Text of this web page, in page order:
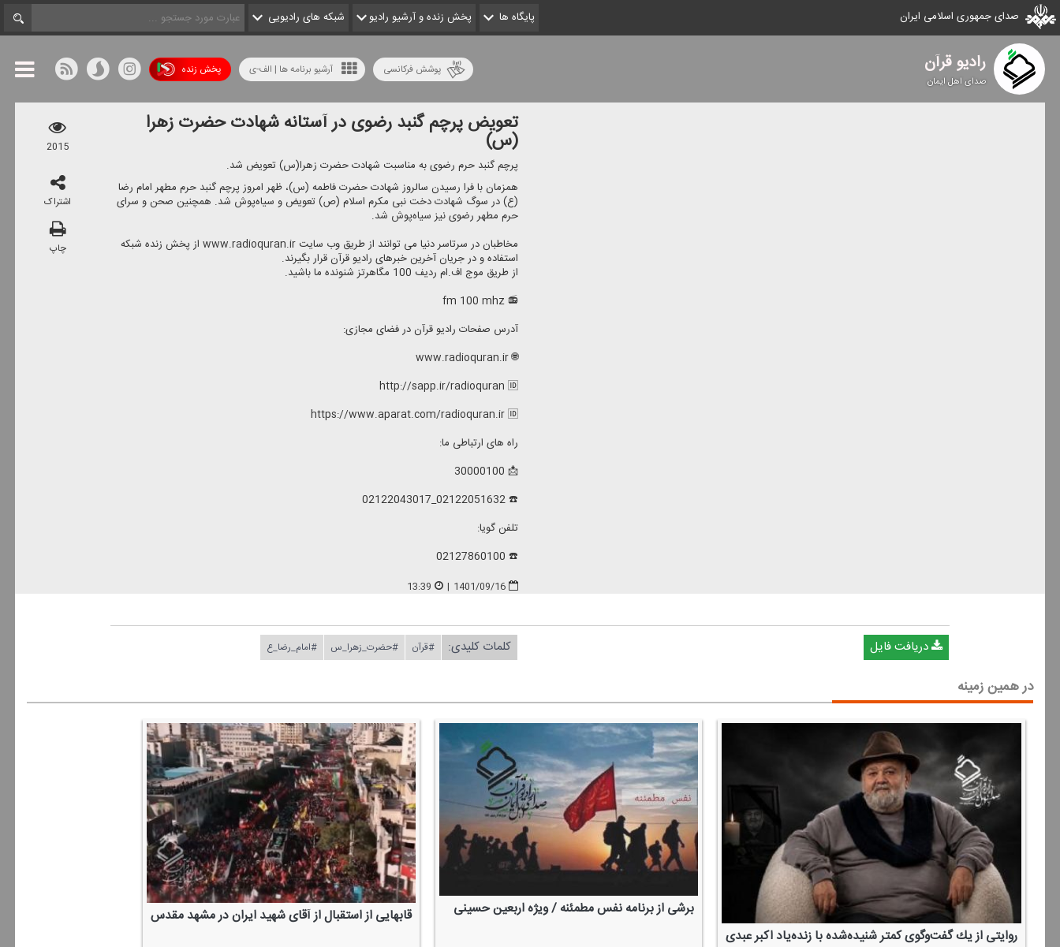
صدای جمهوری اسلامی ایران پایگاه ها پخش زنده و آرشیو رادیو شبکه های رادیویی
رادیو قرآن
صدای اهل ایمان
پخش زنده آرشیو برنامه ها | الف-ی پوشش فرکانسی
تعویض پرچم گنبد رضوی در آستانه شهادت حضرت زهرا
(س)
پرچم گنبد حرم رضوی به مناسبت شهادت حضرت زهرا(س) تعویض شد.
همزمان با فرا رسیدن سالروز شهادت حضرت فاطمه (س)، ظهر امروز پرچم گنبد حرم مطهر امام رضا
(ع) در سوگ شهادت دخت نبی مكرم اسلام (ص) تعویض و سیاه‌پوش شد. همچنین صحن و سرای
حرم مطهر رضوی نیز سیاه‌پوش شد.
مخاطبان در سرتاسر دنیا می توانند از طریق وب سایت www.radioquran.ir از پخش زنده شبكه
استفاده و در جریان آخرین خبرهای رادیو قرآن قرار بگیرند.
از طریق موج اف.ام ردیف 100 مگاهرتز شنونده ما باشید.
📻 fm 100 mhz
آدرس صفحات رادیو قرآن در فضای مجازی:
🌐 www.radioquran.ir
http://sapp.ir/radioquran 🆔
https://www.aparat.com/radioquran.ir 🆔
راه های ارتباطی ما:
📩 30000100
☎️ 02122051632_02122043017
تلفن گویا:
☎️ 02127860100
1401/09/16
|
13:39
2015
اشتراک
چاپ
دریافت فایل کلمات کلیدی: #قرآن #حضرت_زهرا_س #امام_رضا_ع
در همین زمینه
روایتی از یك گفت‌وگوی كمتر شنیده‌شده با زنده‌یاد اكبر عبدی
برشی از برنامه نفس مطمئنه / ویژه اربعین حسینی قابهایی از استقبال از آقای شهید ایران در مشهد مقدس